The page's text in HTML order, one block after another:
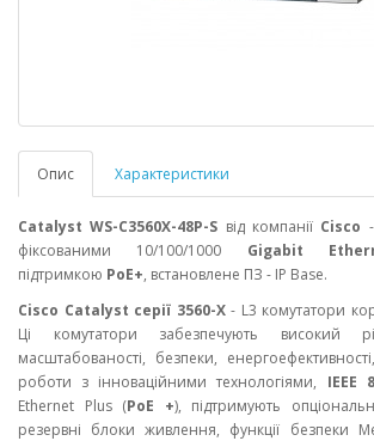
Опис Характеристики
Catalyst WS-C3560X-48P-S від компанії Cisco
фіксованими 10/100/1000 Gigabit
підтримкою PoE+, встановлене ПЗ - IP Base.
Cisco Catalyst серії 3560-X- L3 комутатори
Ці комутатори забезпечують високий
масштабованості, безпеки,
роботи з інноваційними технологіями, IEEE
Ethernet Plus (PoE +), підтримують
резервні блоки живлення, функції безпеки